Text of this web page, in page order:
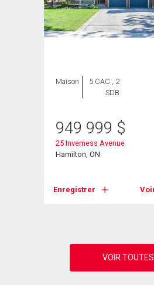
Maison
5 CAC , 2
SDB
949 999 $
25 Inverness Avenue
Hamilton, ON
Enregistrer